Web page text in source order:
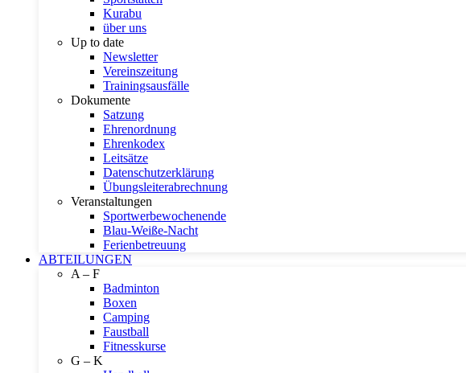
Kurabu
über uns
Up to date
Newsletter
Vereinszeitung
Trainingsausfälle
Dokumente
Satzung
Ehrenordnung
Ehrenkodex
Leitsätze
Datenschutzerklärung
Übungsleiterabrechnung
Veranstaltungen
Sportwerbewochenende
Blau-Weiße-Nacht
Ferienbetreuung
ABTEILUNGEN
A – F
Badminton
Boxen
Camping
Faustball
Fitnesskurse
G – K